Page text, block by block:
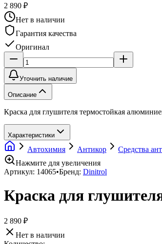
2 890 ₽
Нет в наличии
Гарантия качества
Оригинал
Уточнить наличие
Описание
Краска для глушителя термостойкая
Характеристики
Автохимия Антикор Средства
Нажмите для увеличения
Артикул: 14065•Бренд: Dinitrol
Краска для
2 890 ₽
Нет в наличии